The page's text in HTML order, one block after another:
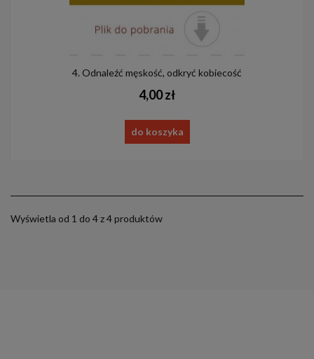
4. Odnaleźć męskość, odkryć kobiecość
4,00 zł
do koszyka
Wyświetla od 1 do 4 z 4 produktów